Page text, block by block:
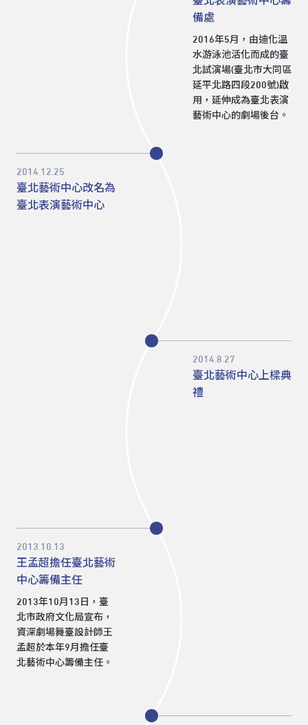
備處
2016年5月，由迪化溫
水游泳池活化而成的臺
北試演場(臺北市大同區
延平北路四段200號)啟
用，延伸成為臺北表演
藝術中心的劇場後台。
2014.12.25
臺北藝術中心改名為
臺北表演藝術中心
2014.8.27
臺北藝術中心上樑典
禮
2013.10.13
王孟超擔任臺北藝術
中心籌備主任
2013年10月13日，臺
北市政府文化局宣布，
資深劇場舞臺設計師王
孟超於本年9月擔任臺
北藝術中心籌備主任。